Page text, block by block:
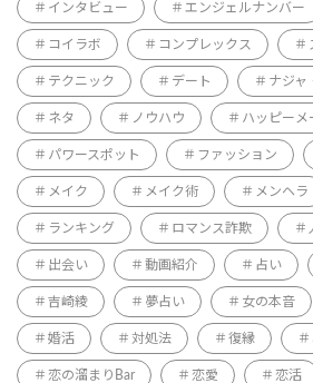
インタビュー エンジェルナンバー
コイラボ コンプレックス
テクニック デート ナジャ
ネタ ノウハウ ハッピーメ
パワースポット ファッション
メイク メイク術 メンヘラ
ランキング ロマンス詐欺
出会い 動画紹介 占い
吉崎綾 夢占い 女の本音
婚活 対処法 復縁
恋の溜まりBar 恋愛 恋活